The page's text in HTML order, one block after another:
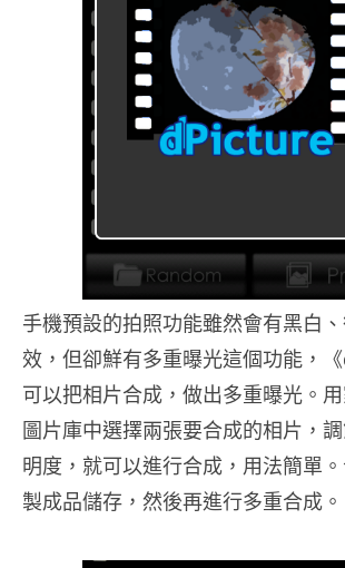
手機預設的拍照功能雖然會有黑白
效，但卻鮮有多重曝光這個功能，
可以把相片合成，做出多重曝光。
圖片庫中選擇兩張要合成的相片，
明度，就可以進行合成，用法簡單
製成品儲存，然後再進行多重合成。